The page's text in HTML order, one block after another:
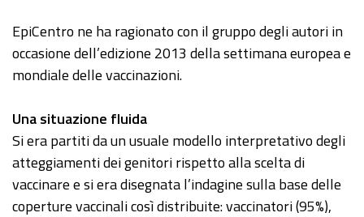
EpiCentro ne ha ragionato con il gruppo degli autori in
occasione dell’edizione 2013 della settimana europea e
mondiale delle vaccinazioni.
Una situazione fluida
Si era partiti da un usuale modello interpretativo degli
atteggiamenti dei genitori rispetto alla scelta di
vaccinare e si era disegnata l’indagine sulla base delle
coperture vaccinali così distribuite: vaccinatori (95%),